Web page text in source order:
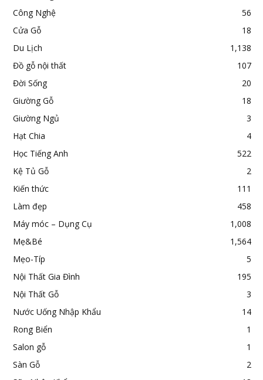
Công Nghệ
56
Cửa Gỗ
18
Du Lịch
1,138
Đồ gỗ nội thất
107
Đời Sống
20
Giường Gỗ
18
Giường Ngủ
3
Hạt Chia
4
Học Tiếng Anh
522
Kệ Tủ Gỗ
2
Kiến thức
111
Làm đẹp
458
Máy móc – Dụng Cụ
1,008
Mẹ&Bé
1,564
Mẹo-Típ
5
Nội Thất Gia Đình
195
Nội Thất Gỗ
3
Nước Uống Nhập Khẩu
14
Rong Biển
1
Salon gỗ
1
Sàn Gỗ
2